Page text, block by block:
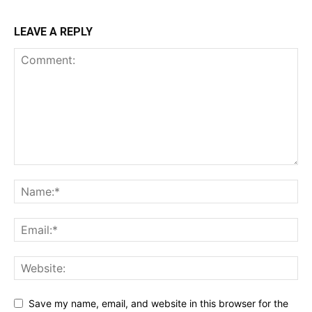
LEAVE A REPLY
Save my name, email, and website in this browser for the